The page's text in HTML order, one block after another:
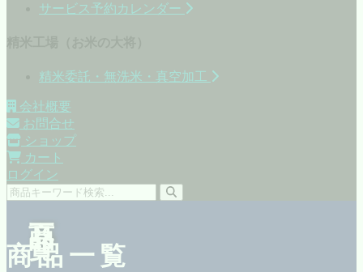
サービス予約カレンダー
精米委託・無洗米・真空加工
会社概要
お問合せ
ショップ
カート
ログイン
商品一覧